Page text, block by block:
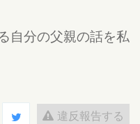
自分の父親の話を私
違反報告する